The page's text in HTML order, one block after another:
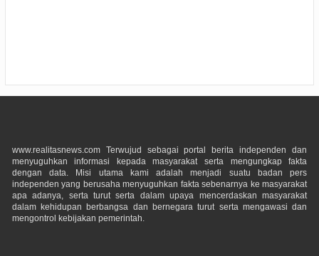
www.realitasnews.com Terwujud sebagai portal berita independen dan
menyuguhkan informasi kepada masyarakat serta mengungkap fakta
dengan data. Misi utama kami adalah menjadi suatu badan pers
independen yang berusaha menyuguhkan fakta sebenarnya ke masyarakat
apa adanya, serta turut serta dalam upaya mencerdaskan masyarakat
dalam kehidupan berbangsa dan bernegara turut serta mengawasi dan
mengontrol kebijakan pemerintah.